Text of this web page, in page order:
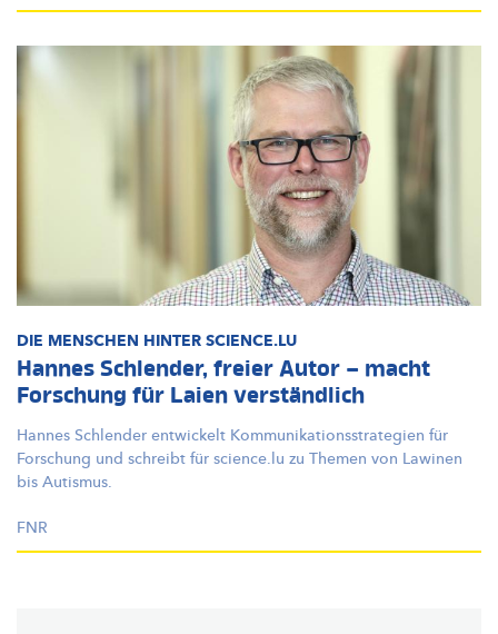
DIE MENSCHEN HINTER SCIENCE.LU
Hannes Schlender, freier Autor – macht
Forschung für Laien verständlich
Hannes Schlender entwickelt Kommunikationsstrategien für
Forschung und schreibt für science.lu zu Themen von Lawinen
bis Autismus.
FNR